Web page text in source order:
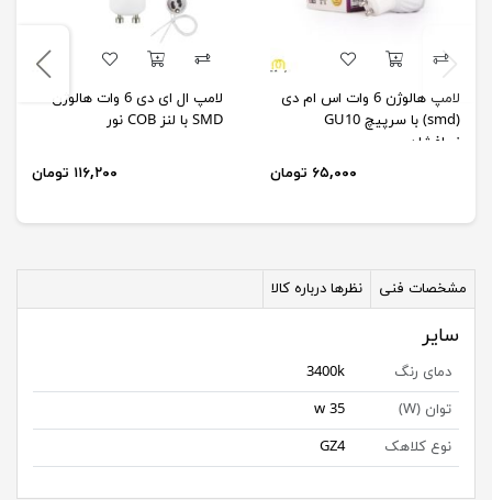
لامپ هالوژن 6 وات اس ام دی
(smd) با سرپیچ GU10
نورافشان
۶۵,۰۰۰ تومان
لامپ ال ای دی 6 وات هالوژن
SMD با لنز COB نور
۱۱۶,۲۰۰ تومان
مشخصات فنی نظرها درباره کالا
سایر
دمای رنگ
3400k
توان (W)
35 w
نوع کلاهک
GZ4